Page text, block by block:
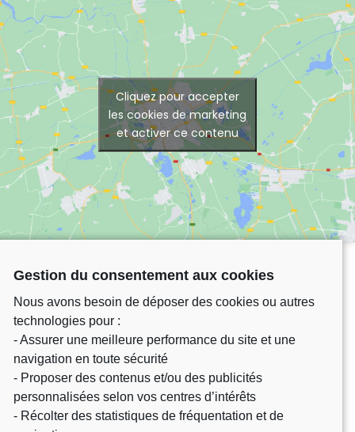
Cliquez pour accepter
les cookies de marketing
et activer ce contenu
Château Martinon – départementale 230
Gestion du consentement aux cookies
Nous avons besoin de déposer des cookies ou autres
technologies pour :
- Assurer une meilleure performance du site et une
navigation en toute sécurité
- Proposer des contenus et/ou des publicités
personnalisées selon vos centres d’intérêts
- Récolter des statistiques de fréquentation et de